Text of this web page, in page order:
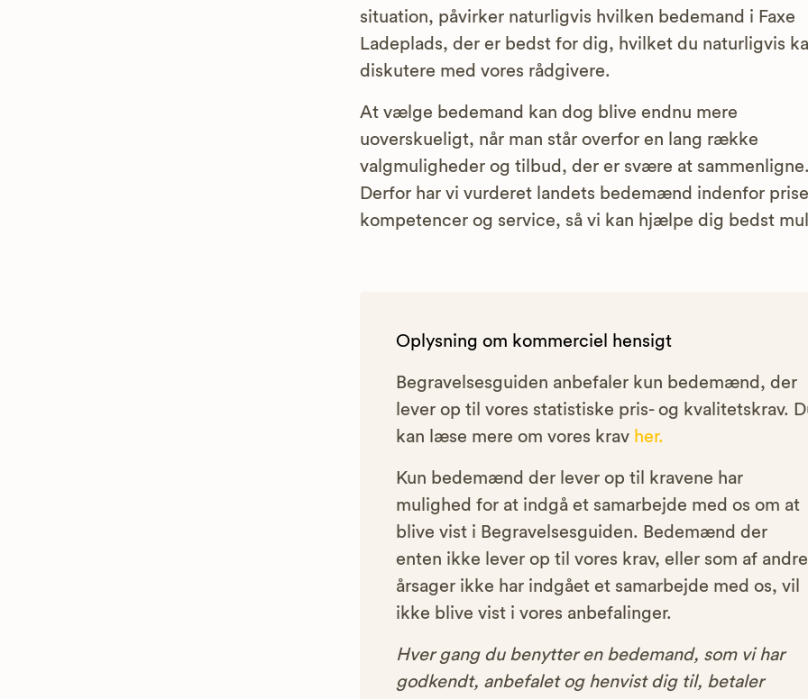
situation, påvirker naturligvis hvilken bedemand i Faxe
Ladeplads, der er bedst for dig, hvilket du naturligvis
diskutere med vores rådgivere.
At vælge bedemand kan dog blive endnu mere
uoverskueligt, når man står overfor en lang række
valgmuligheder og tilbud, der er svære at
Derfor har vi vurderet landets bedemænd indenfor
kompetencer og service, så vi kan hjælpe dig bedst
Oplysning om kommerciel hensigt
Begravelsesguiden anbefaler kun bedemænd, der
lever op til vores statistiske pris- og kvalitetskrav.
kan læse mere om vores krav her.
Kun bedemænd der lever op til kravene har
mulighed for at indgå et samarbejde med os om at
blive vist i Begravelsesguiden. Bedemænd der
enten ikke lever op til vores krav, eller som af andre
årsager ikke har indgået et samarbejde med os, vil
ikke blive vist i vores anbefalinger.
Hver gang du benytter en bedemand, som vi har
godkendt, anbefalet og henvist dig til, betaler